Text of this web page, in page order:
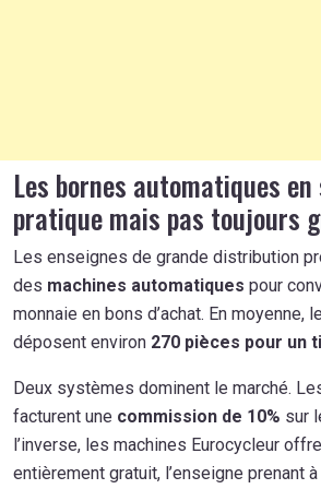
Les bornes automatiques
pratique mais pas toujours
Les enseignes de grande distribution
des machines automatiques pour
monnaie en bons d’achat. En moyenne,
déposent environ 270 pièces pour un
Deux systèmes dominent le marché.
facturent une commission de 10% sur
l’inverse, les machines Eurocycleur
entièrement gratuit, l’enseigne prenant